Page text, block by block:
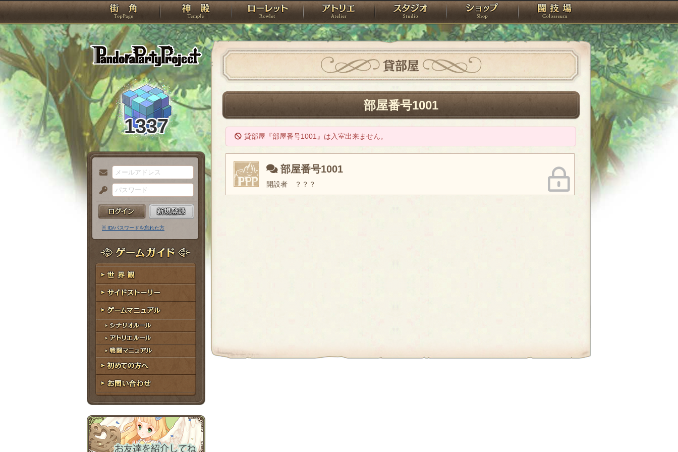
PandoraPartyProject
TOP 神殿 ローレット アトリエ スタジオ ショップ 闘技場
1337
メ
ー
ル
ア
ド
レ
ス
パ
ス
ー
ド
※ ID/パスワードを忘れた方
ゲームガイド
世界観
サイドストーリー
ゲームマニュアル
シナリオルール
アトリエルール
戦闘マニュアル
初めての方へ
お問い合わせ
貸部屋
部屋番号1001
貸部屋『部屋番号1001』は入室出来ません。
部屋番号1001
開設者 ？？？